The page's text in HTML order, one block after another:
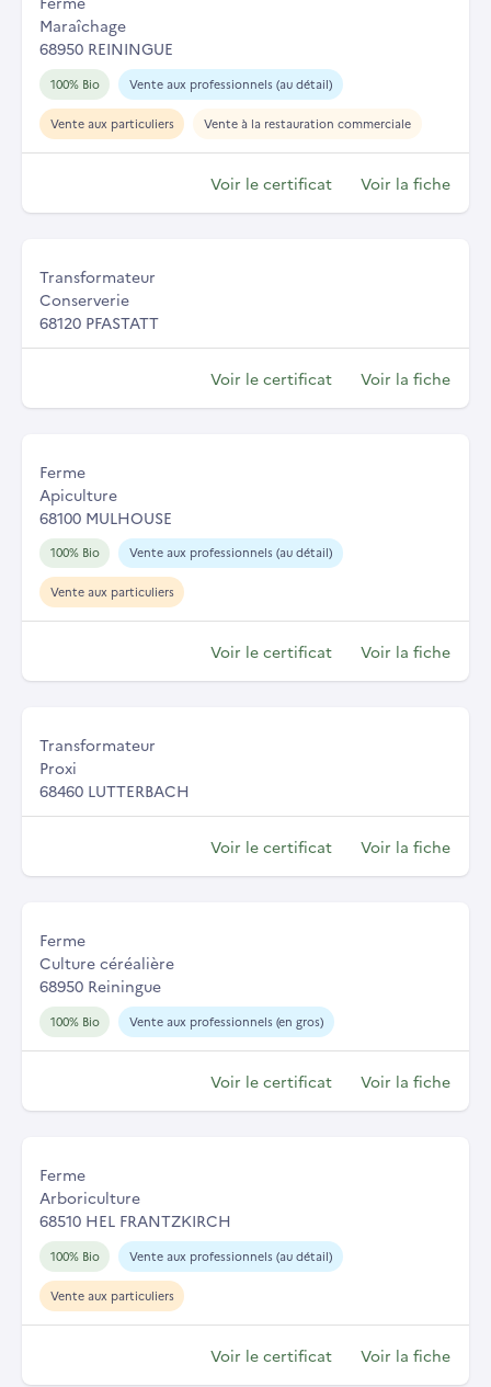
Maraîchage
68950 REININGUE
100% Bio Vente aux professionnels (au détail)
Vente aux particuliers Vente à la restauration commerciale
Voir le certificat Voir la fiche
Transformateur
Conserverie
68120 PFASTATT
Voir le certificat Voir la fiche
Ferme
Apiculture
68100 MULHOUSE
100% Bio Vente aux professionnels (au détail)
Vente aux particuliers
Voir le certificat Voir la fiche
Transformateur
Proxi
68460 LUTTERBACH
Voir le certificat Voir la fiche
Ferme
Culture céréalière
68950 Reiningue
100% Bio Vente aux professionnels (en gros)
Voir le certificat Voir la fiche
Ferme
Arboriculture
68510 HEL FRANTZKIRCH
100% Bio Vente aux professionnels (au détail)
Vente aux particuliers
Voir le certificat Voir la fiche